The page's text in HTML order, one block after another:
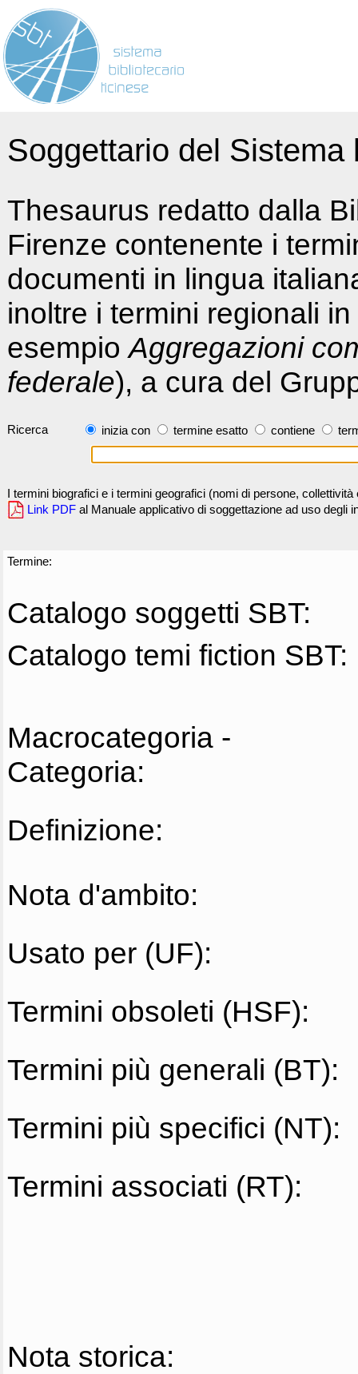
Soggettario del
Thesaurus redatto dalla
Firenze contenente i
documenti in lingua
inoltre i termini regionali
esempioAggregazioni
federale), a cura del
Ricerca inizia con termine esatto contiene
I termini biografici e i termini geografici (nomi di persone,
Link PDF al Manuale applicativo di soggettazione ad uso degli
Termine:
Catalogo soggetti SBT:
Catalogo temi fiction SBT:
Macrocategoria -
Categoria:
Definizione:
Nota d'ambito:
Usato per (UF):
Termini obsoleti (HSF):
Termini più generali (BT):
Termini più specifici (NT):
Termini associati (RT):
Nota storica: